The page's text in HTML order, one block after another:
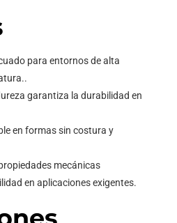
para entornos de alta
garantiza la durabilidad en
en formas sin costura y
mecánicas
en aplicaciones exigentes.